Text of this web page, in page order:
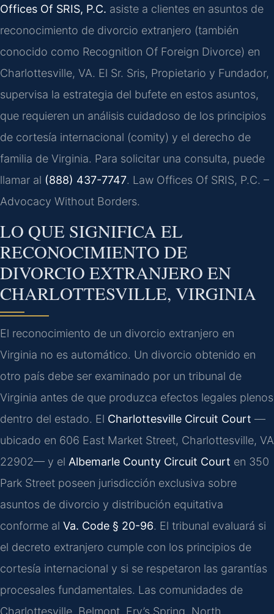
Offices Of SRIS, P.C. asiste a clientes en asuntos de
reconocimiento de divorcio extranjero (también
conocido como Recognition Of Foreign Divorce) en
Charlottesville, VA. El Sr. Sris, Propietario y Fundador,
supervisa la estrategia del bufete en estos asuntos,
que requieren un análisis cuidadoso de los principios
de cortesía internacional (comity) y el derecho de
familia de Virginia. Para solicitar una consulta, puede
llamar al (888) 437-7747. Law Offices Of SRIS, P.C. –
Advocacy Without Borders.
LO QUE SIGNIFICA EL
RECONOCIMIENTO DE
DIVORCIO EXTRANJERO EN
CHARLOTTESVILLE, VIRGINIA
El reconocimiento de un divorcio extranjero en
Virginia no es automático. Un divorcio obtenido en
otro país debe ser examinado por un tribunal de
Virginia antes de que produzca efectos legales plenos
dentro del estado. El Charlottesville Circuit Court —
ubicado en 606 East Market Street, Charlottesville, VA
22902— y el Albemarle County Circuit Court en 350
Park Street poseen jurisdicción exclusiva sobre
asuntos de divorcio y distribución equitativa
conforme al Va. Code § 20-96. El tribunal evaluará si
el decreto extranjero cumple con los principios de
cortesía internacional y si se respetaron las garantías
procesales fundamentales. Las comunidades de